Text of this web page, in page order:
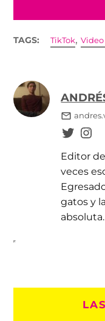
TAGS: TikTok,Video
Editor
veces
gatos y
absoluta.